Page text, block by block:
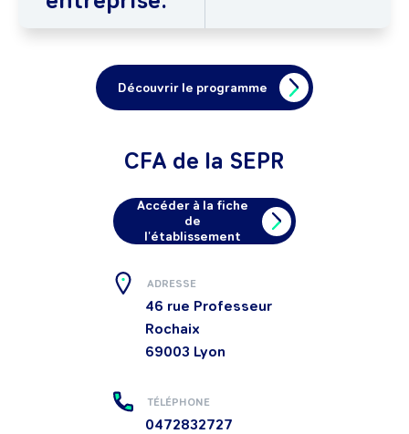
Découvrir le programme
CFA de la SEPR
Accéder à la fiche
de
l'établissement
ADRESSE
46 rue Professeur
Rochaix
69003 Lyon
TÉLÉPHONE
0472832727